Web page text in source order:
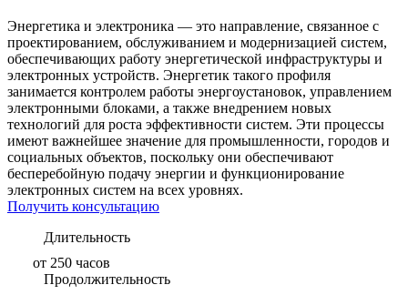
Энергетика и электроника — это направление, связанное с
проектированием, обслуживанием и модернизацией систем,
обеспечивающих работу энергетической инфраструктуры и
электронных устройств. Энергетик такого профиля
занимается контролем работы энергоустановок, управлением
электронными блоками, а также внедрением новых
технологий для роста эффективности систем. Эти процессы
имеют важнейшее значение для промышленности, городов и
социальных объектов, поскольку они обеспечивают
бесперебойную подачу энергии и функционирование
электронных систем на всех уровнях.
Получить консультацию
Длительность
от 250 часов
Продолжительность